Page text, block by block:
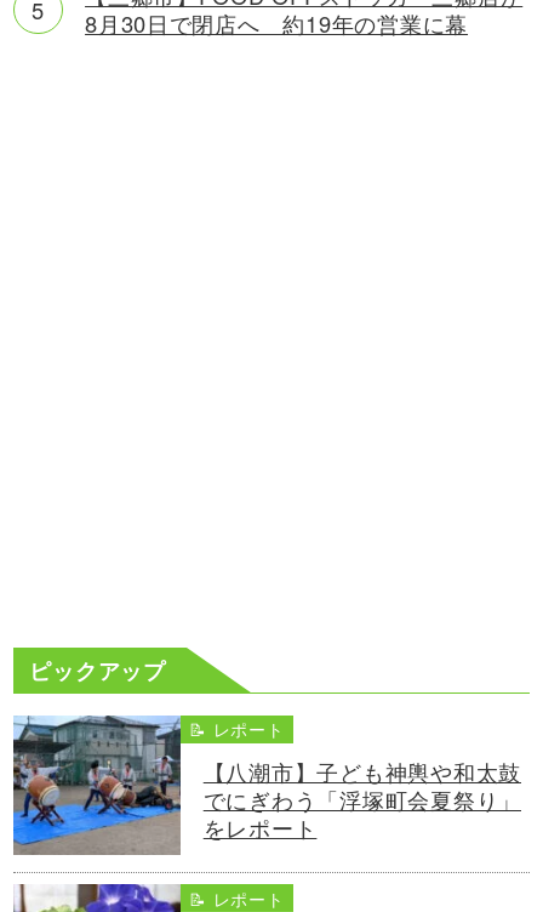
8月30日で閉店へ 約19年の営業に幕
ピックアップ
📝 レポート
【八潮市】子ども神輿や和太鼓
でにぎわう「浮塚町会夏祭り」
をレポート
📝 レポート